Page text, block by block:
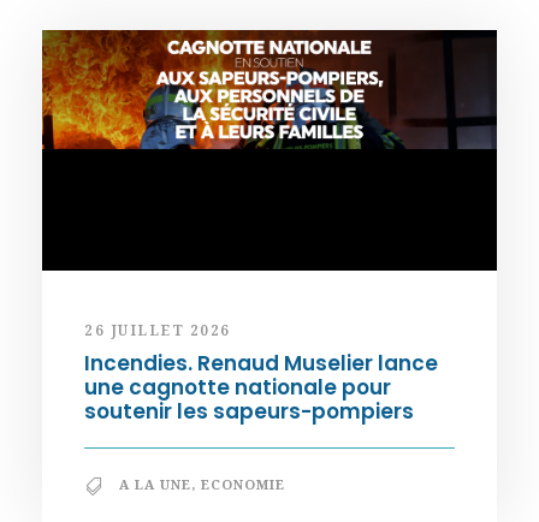
26 JUILLET 2026
Incendies. Renaud Muselier lance
une cagnotte nationale pour
soutenir les sapeurs-pompiers
A LA UNE, ECONOMIE